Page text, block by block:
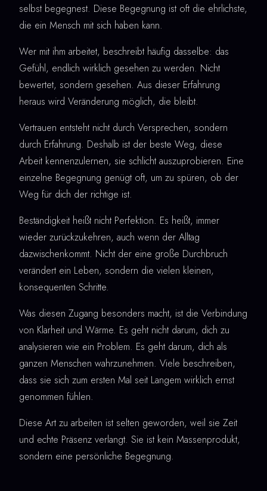
selbst begegnest. Diese Begegnung ist oft die ehrlichste,
die ein Mensch mit sich haben kann.
Wer mit ihm arbeitet, beschreibt häufig dasselbe: das
Gefühl, endlich wirklich gesehen zu werden. Nicht
bewertet, sondern gesehen. Aus dieser Erfahrung
heraus wird Veränderung möglich, die bleibt.
Vertrauen entsteht nicht durch Versprechen, sondern
durch Erfahrung. Deshalb ist der beste Weg, diese
Arbeit kennenzulernen, sie schlicht auszuprobieren. Eine
einzelne Begegnung genügt oft, um zu spüren, ob der
Weg für dich der richtige ist.
Beständigkeit heißt nicht Perfektion. Es heißt, immer
wieder zurückzukehren, auch wenn der Alltag
dazwischenkommt. Nicht der eine große Durchbruch
verändert ein Leben, sondern die vielen kleinen,
konsequenten Schritte.
Was diesen Zugang besonders macht, ist die Verbindung
von Klarheit und Wärme. Es geht nicht darum, dich zu
analysieren wie ein Problem. Es geht darum, dich als
ganzen Menschen wahrzunehmen. Viele beschreiben,
dass sie sich zum ersten Mal seit Langem wirklich ernst
genommen fühlen.
Diese Art zu arbeiten ist selten geworden, weil sie Zeit
und echte Präsenz verlangt. Sie ist kein Massenprodukt,
sondern eine persönliche Begegnung.